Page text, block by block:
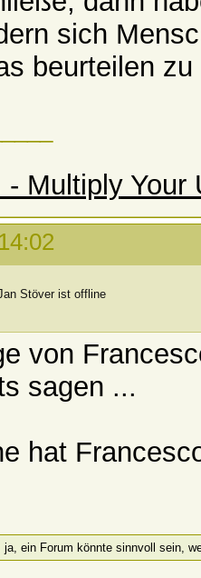
sich
beurteilen
- Multiply Your
von
sagen ...
hat
ja, ein Forum könnte sinnvoll sein,